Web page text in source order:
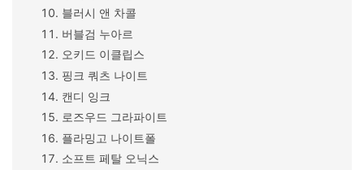
블러시 앤 차콜
버블검 누아르
오키드 이클립스
핑크 쿼츠 나이트
캔디 잉크
로즈우드 그라파이트
플라밍고 나이트폴
소프트 페탈 오닉스